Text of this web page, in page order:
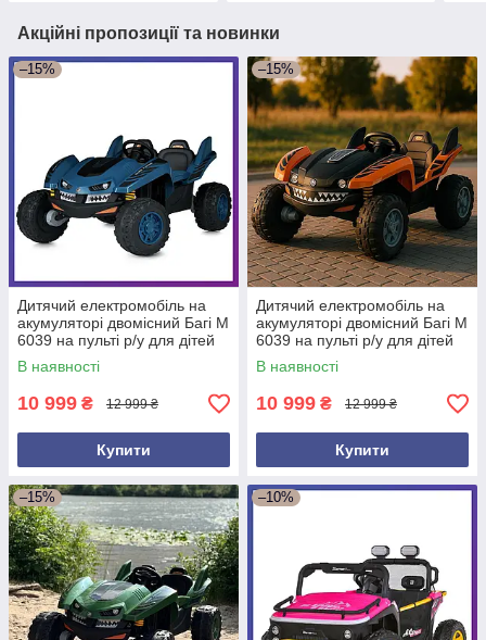
Акційні пропозиції та новинки
–15%
Дитячий електромобіль на
акумуляторі двомісний Багі M
6039 на пульті р/у для дітей
від 3 до 8 років Синій
В наявності
10 999 ₴ 12 999 ₴
Купити
–15%
Дитячий електромобіль на
акумуляторі двомісний Багі M
6039 на пульті р/у для дітей
від 3 до 8 років Жовтогарячий
В наявності
10 999 ₴ 12 999 ₴
Купити
–15% –10%